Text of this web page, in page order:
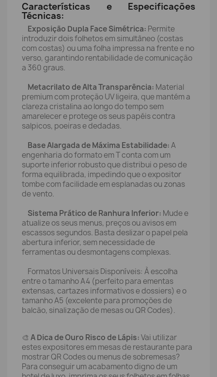
Características e Especificações
Técnicas:
Exposição Dupla Face Simétrica: Permite
introduzir dois folhetos em simultâneo (costas
com costas) ou uma folha impressa na frente e no
verso, garantindo rentabilidade de comunicação
a 360 graus.
Metacrilato de Alta Transparência: Material
premium com proteção UV ligeira, que mantém a
clareza cristalina ao longo do tempo sem
amarelecer e protege os seus papéis contra
salpicos, poeiras e dedadas.
Base Alargada de Máxima Estabilidade:A
engenharia do formato em T conta com um
suporte inferior robusto que distribui o peso de
forma equilibrada, impedindo que o expositor
tombe com facilidade em esplanadas ou zonas
de vento.
Sistema Prático de Ranhura Inferior: Mude e
atualize os seus menus, preços ou avisos em
escassos segundos. Basta deslizar o papel pela
abertura inferior, sem necessidade de
ferramentas ou desmontagens complexas.
Formatos Universais Disponíveis: À escolha
entre o tamanho A4 (perfeito para ementas
extensas, cartazes informativos e dossiers) e o
tamanho A5 (excelente para promoções de
balcão, sinalização de mesas ou QR Codes).
🎨 A Dica de Ouro Risco de Lápis:Vai utilizar
estes expositores em mesas de restaurante para
mostrar QR Codes ou menus de sobremesas?
Para conseguir um acabamento digno de um